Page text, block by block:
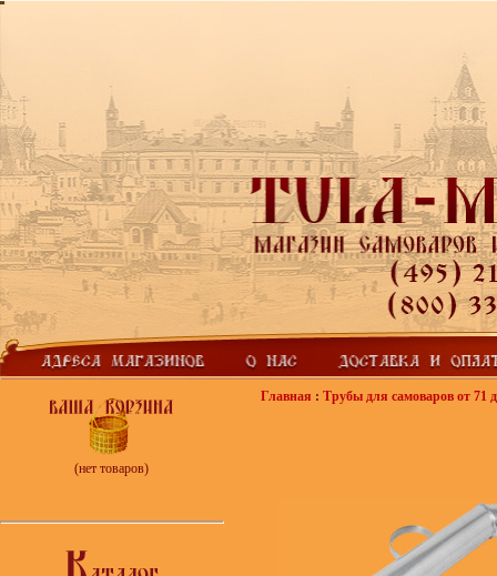
(нет товаров)
Главная : Трубы для самоваров от 71